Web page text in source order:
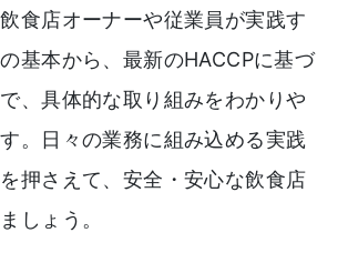
食店オーナーや従業員が実践す
基本から、最新のHACCPに基づ
、具体的な取り組みをわかりや
。日々の業務に組み込める実践
押さえて、安全・安心な飲食店
しょう。